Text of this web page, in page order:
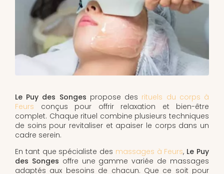
Le Puy des Songes propose des rituels du corps à
Feurs conçus pour offrir relaxation et bien-être
complet. Chaque rituel combine plusieurs techniques
de soins pour revitaliser et apaiser le corps dans un
cadre serein.
En tant que spécialiste des massages à Feurs, Le Puy
des Songes offre une gamme variée de massages
adaptés aux besoins de chacun. Que ce soit pour